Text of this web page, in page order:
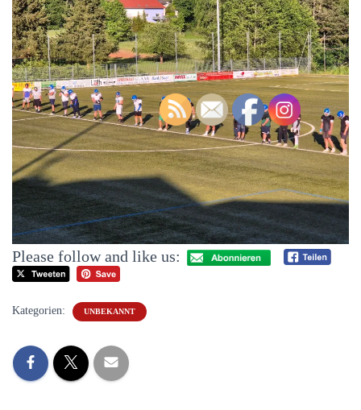
Please follow and like us:
Kategorien: UNBEKANNT